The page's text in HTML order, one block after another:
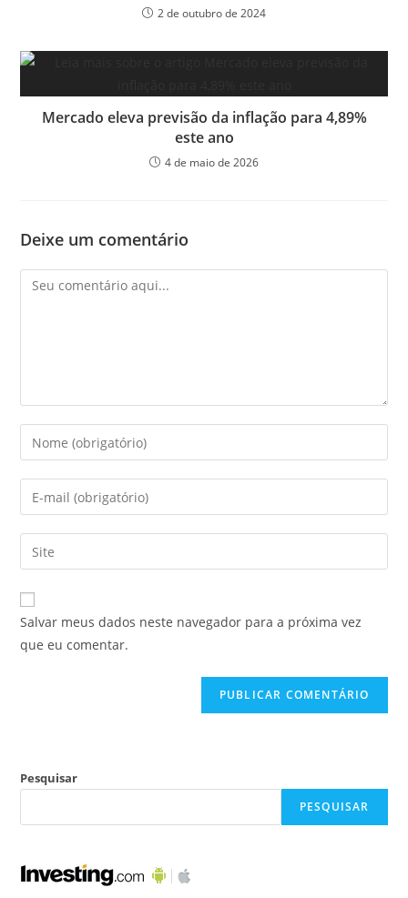
2 de outubro de 2024
Mercado eleva previsão da inflação para 4,89%
este ano
4 de maio de 2026
Deixe um comentário
Salvar meus dados neste navegador para a próxima vez
que eu comentar.
Pesquisar
PESQUISAR